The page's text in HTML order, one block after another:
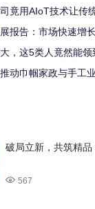
竟用AIoT技术让传
报告：市场快速增
，这5类人竟然能领
动巾帼家政与手工
破局立新，共筑精
567